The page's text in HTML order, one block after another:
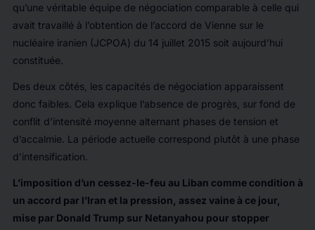
qu’une véritable équipe de négociation comparable à celle qui
avait travaillé à l’obtention de l’accord de Vienne sur le
nucléaire iranien (JCPOA) du 14 juillet 2015 soit aujourd’hui
constituée.
Des deux côtés, les capacités de négociation apparaissent
donc faibles. Cela explique l’absence de progrès, sur fond de
conflit d’intensité moyenne alternant phases de tension et
d’accalmie. La période actuelle correspond plutôt à une phase
d’intensification.
L’imposition d’un cessez-le-feu au Liban comme condition à
un accord par l’Iran et la pression, assez vaine à ce jour,
mise par Donald Trump sur Netanyahou pour stopper